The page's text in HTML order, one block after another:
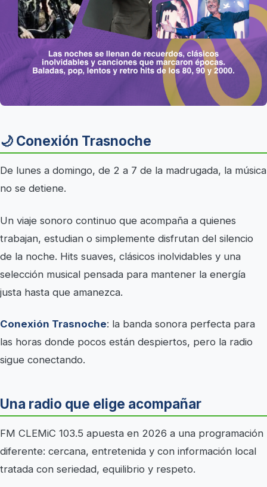
🌙 Conexión Trasnoche
De lunes a domingo, de 2 a 7 de la madrugada, la música
no se detiene.
Un viaje sonoro continuo que acompaña a quienes
trabajan, estudian o simplemente disfrutan del silencio
de la noche. Hits suaves, clásicos inolvidables y una
selección musical pensada para mantener la energía
justa hasta que amanezca.
Conexión Trasnoche: la banda sonora perfecta para
las horas donde pocos están despiertos, pero la radio
sigue conectando.
Una radio que elige acompañar
FM CLEMiC 103.5 apuesta en 2026 a una programación
diferente: cercana, entretenida y con información local
tratada con seriedad, equilibrio y respeto.